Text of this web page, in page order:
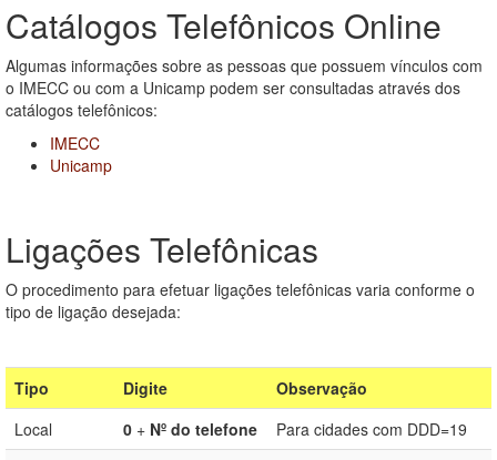
Catálogos Telefônicos Online
Algumas informações sobre as pessoas que possuem vínculos com
o IMECC ou com a Unicamp podem ser consultadas através dos
catálogos telefônicos:
IMECC
Unicamp
Ligações Telefônicas
O procedimento para efetuar ligações telefônicas varia conforme o
tipo de ligação desejada:
Tipo Digite
Observação
Local
0 + Nº do telefone
Para cidades com DDD=19